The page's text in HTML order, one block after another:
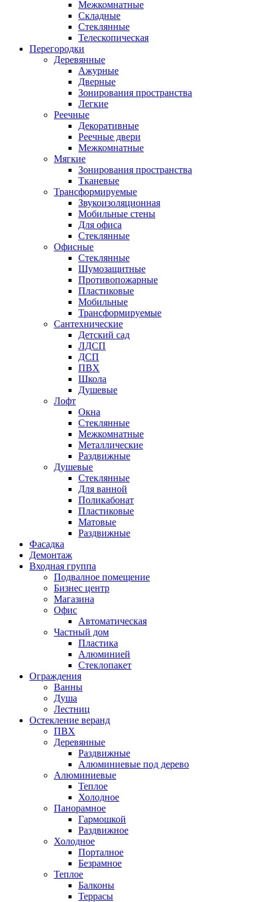
Межкомнатные
Складные
Стеклянные
Телескопическая
Перегородки
Деревянные
Ажурные
Дверные
Зонирования пространства
Легкие
Реечные
Декоративные
Реечные двери
Межкомнатные
Мягкие
Зонирования пространства
Тканевые
Трансформируемые
Звукоизоляционная
Мобильные стены
Для офиса
Стеклянные
Офисные
Стеклянные
Шумозащитные
Противопожарные
Пластиковые
Мобильные
Трансформируемые
Сантехнические
Детский сад
ЛДСП
ДСП
ПВХ
Школа
Душевые
Лофт
Окна
Стеклянные
Межкомнатные
Металлические
Раздвижные
Душевые
Стеклянные
Для ванной
Поликабонат
Пластиковые
Матовые
Раздвижные
Фасадка
Демонтаж
Входная группа
Подвалное помещение
Бизнес центр
Магазина
Офис
Автоматическая
Частный дом
Пластика
Алюминией
Стеклопакет
Ограждения
Ванны
Душа
Лестниц
Остекление веранд
ПВХ
Деревянные
Раздвижные
Алюминиевые под дерево
Алюминиевые
Теплое
Холодное
Панорамное
Гармошкой
Раздвижное
Холодное
Порталное
Безрамное
Теплое
Балконы
Террасы